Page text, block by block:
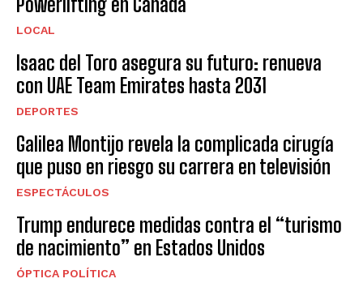
LOCAL
Isaac del Toro asegura su futuro: renueva
con UAE Team Emirates hasta 2031
DEPORTES
Galilea Montijo revela la complicada cirugía
que puso en riesgo su carrera en televisión
ESPECTÁCULOS
Trump endurece medidas contra el “turismo
de nacimiento” en Estados Unidos
ÓPTICA POLÍTICA